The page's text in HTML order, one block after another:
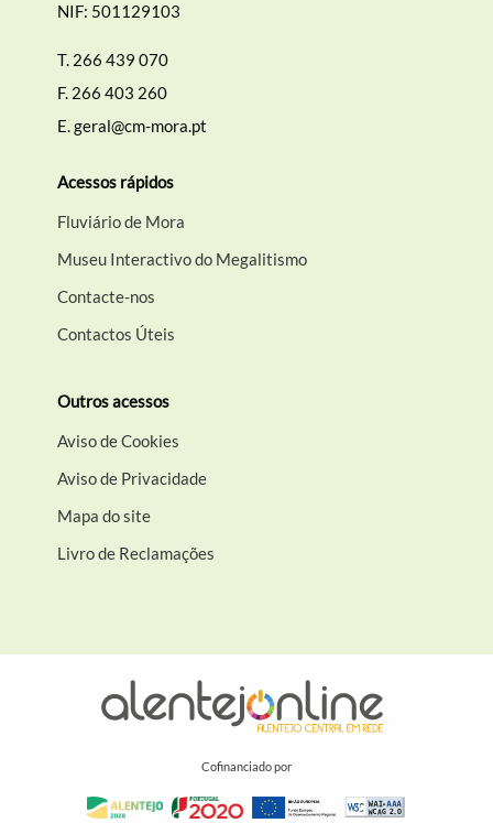
NIF: 501129103
T. 266 439 070
F. 266 403 260
E.geral@cm-mora.pt
Acessos rápidos
Fluviário de Mora
Museu Interactivo do Megalitismo
Contacte-nos
Contactos Úteis
Outros acessos
Aviso de Cookies
Aviso de Privacidade
Mapa do site
Livro de Reclamações
Cofinanciado por